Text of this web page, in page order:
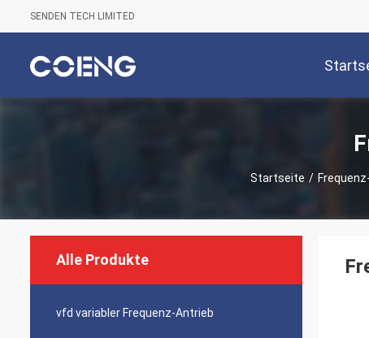
SENDEN TECH LIMITED
Startseite /
Alle Produkte
vfd variabler Frequenz-Antrieb